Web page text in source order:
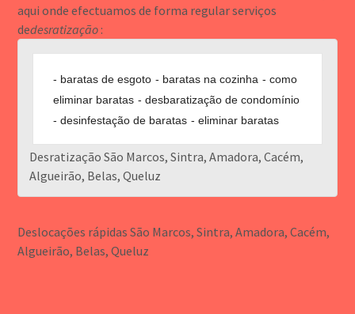
aqui onde efectuamos de forma regular serviços
dedesratização :
baratas de esgoto baratas na cozinha
como
eliminar baratas
desbaratização de condomínio
desinfestação de baratas
eliminar baratas
Desratização São Marcos, Sintra, Amadora, Cacém,
Algueirão, Belas, Queluz
Deslocações rápidas São Marcos, Sintra, Amadora, Cacém,
Algueirão, Belas, Queluz